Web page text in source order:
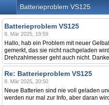
Batterieproblem VS125
Batterieproblem VS125
8. Mär 2025, 19:59
Hallo, hab ein Problem mit neuer
gemerkt, das sie nicht nachgeladen
Drehzahlmesser geht auch nicht.
Re: Batterieproblem VS125
8. Mär 2025, 20:50
Neue Batterien sind nie voll geladen
werden nur mal zur Info, aber daran